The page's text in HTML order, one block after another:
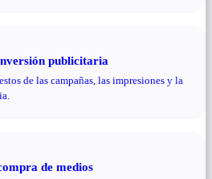
publicitaria
de las campañas, las impresiones y la
de medios